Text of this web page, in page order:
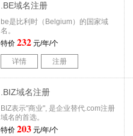
.BE域名注册
be是比利时（Belgium）的国家域
名。
特价 232 元/年/个
详情 注册
.BIZ域名注册
BIZ表示"商业", 是企业替代.com注册
域名的首选。
特价 203 元/年/个